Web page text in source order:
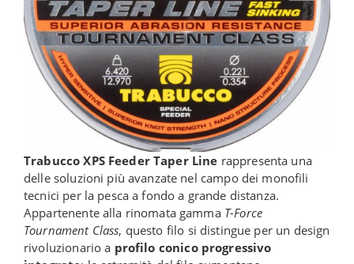
Trabucco XPS Feeder Taper Line rappresenta una
delle soluzioni più avanzate nel campo dei monofili
tecnici per la pesca a fondo a grande distanza.
Appartenente alla rinomata gamma T-Force
Tournament Class, questo filo si distingue per un design
rivoluzionario a profilo conico progressivo